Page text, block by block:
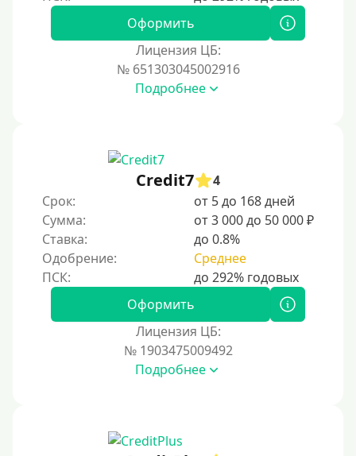
Без активации сервиса
Без участия банков
Без посещения офиса
В офисе
В ломбарде
Роботы займов
Онлайн на карту в Telegram
Без списания денег с карты
Денежным переводом
На электронный кошелек
Без привязки карты
Оформить
Лицензия ЦБ:
№ 651303045002916
Подробнее
Credit7
4
Срок:
от 5 до 168 дней
Сумма:
от 3 000 до 50 000 ₽
Ставка:
до 0.8%
Одобрение:
Среднее
Оформить
Лицензия ЦБ:
№ 1903475009492
Подробнее